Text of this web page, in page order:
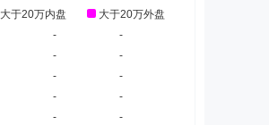
大于20万内盘
大于20万外盘
-
-
-
-
-
-
-
-
-
-